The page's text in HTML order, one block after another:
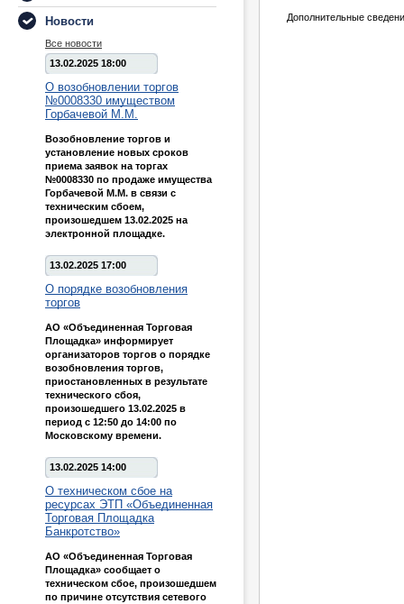
Новости
Все новости
13.02.2025 18:00
О возобновлении торгов
№0008330 имуществом
Горбачевой М.М.
Возобновление торгов и
установление новых сроков
приема заявок на торгах
№0008330 по продаже имущества
Горбачевой М.М. в связи с
техническим сбоем,
произошедшем 13.02.2025 на
электронной площадке.
13.02.2025 17:00
О порядке возобновления
торгов
АО «Объединенная Торговая
Площадка» информирует
организаторов торгов о порядке
возобновления торгов,
приостановленных в результате
технического сбоя,
произошедшего 13.02.2025 в
период с 12:50 до 14:00 по
Московскому времени.
13.02.2025 14:00
О техническом сбое на
ресурсах ЭТП «Объединенная
Торговая Площадка
Банкротство»
АО «Объединенная Торговая
Площадка» сообщает о
техническом сбое, произошедшем
по причине отсутствия сетевого
Дополнительные